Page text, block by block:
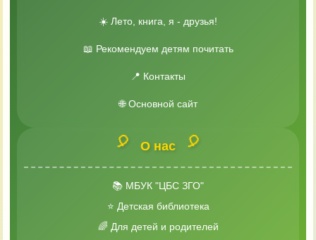
☀️ Лето, книга, я - друзья!
📖 Рекомендуем детям почитать
📍 Контакты
🌐 Основной сайт
🎈 О нас 🎈
📚 МБУК "ЦБС ЗГО"
⭐ Детская библиотека
🌈 Для детей и родителей